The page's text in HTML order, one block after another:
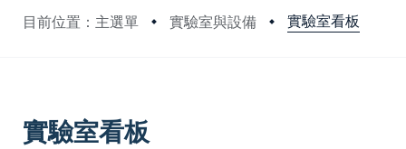
目前位置：主選單 實驗室與設備 實驗室看板
實驗室看板